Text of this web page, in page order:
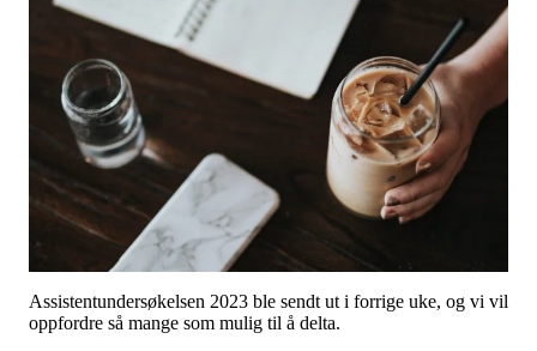
Bli assistent
Arrangementer
Independent Living-festivalen
Skansgård-forelesningen
Medlemsrådet
Bente Skansgårds Independent Living-fond
Om oss
Nyheter
Tall og fakta
Om Uloba
Kontakt Uloba
Supportsenter
Assistentundersøkelsen 2023 ble sendt ut i forrige uke, og vi vil
oppfordre så mange som mulig til å delta.